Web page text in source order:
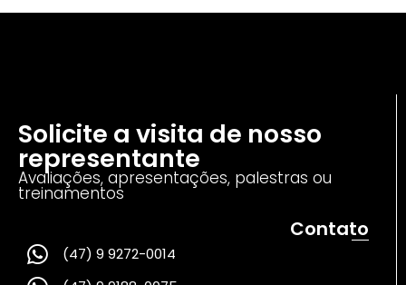
Solicite a visita de nosso
representante
Avaliações, apresentações, palestras ou
treinamentos
Contato
(47) 9 9272-0014